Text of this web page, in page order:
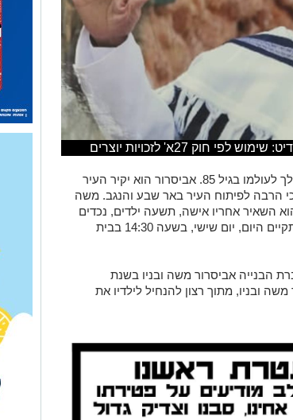
חוק 27א' לזכויות יוצרים
עצוב מאוד: הקבלן משה אביסרור הלך לעולמו בגיל 85. אביסרור הוא יקיר העיר
הרבה לפיתוח העיר באר שבע והנגב. משה
השאיר אחריו אישה, תשעה ילדים, נכדים
של משה אביסרור תתקיים היום, יום שישי, בשעה 14:30 בבית
הבנייה אביסרור משה ובניו בשנת
ובניו, מתוך רצון להנחיל לילדיו את